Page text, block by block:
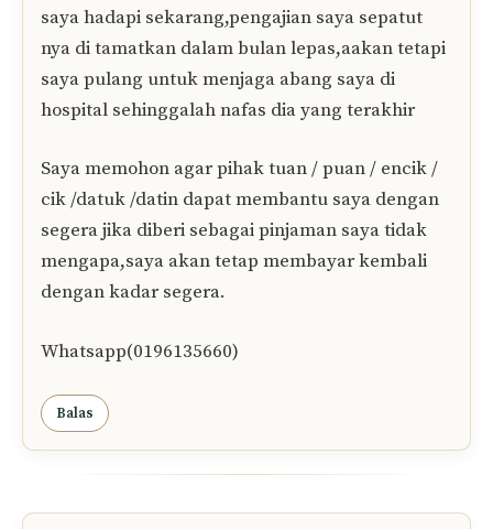
saya hadapi sekarang,pengajian saya sepatut
nya di tamatkan dalam bulan lepas,aakan tetapi
saya pulang untuk menjaga abang saya di
hospital sehinggalah nafas dia yang terakhir
Saya memohon agar pihak tuan / puan / encik /
cik /datuk /datin dapat membantu saya dengan
segera jika diberi sebagai pinjaman saya tidak
mengapa,saya akan tetap membayar kembali
dengan kadar segera.
Whatsapp(0196135660)
Balas